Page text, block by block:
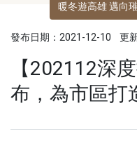
暖冬遊高雄 邁向
發布日期：2021-12-10 更
【202112深
布，為市區打